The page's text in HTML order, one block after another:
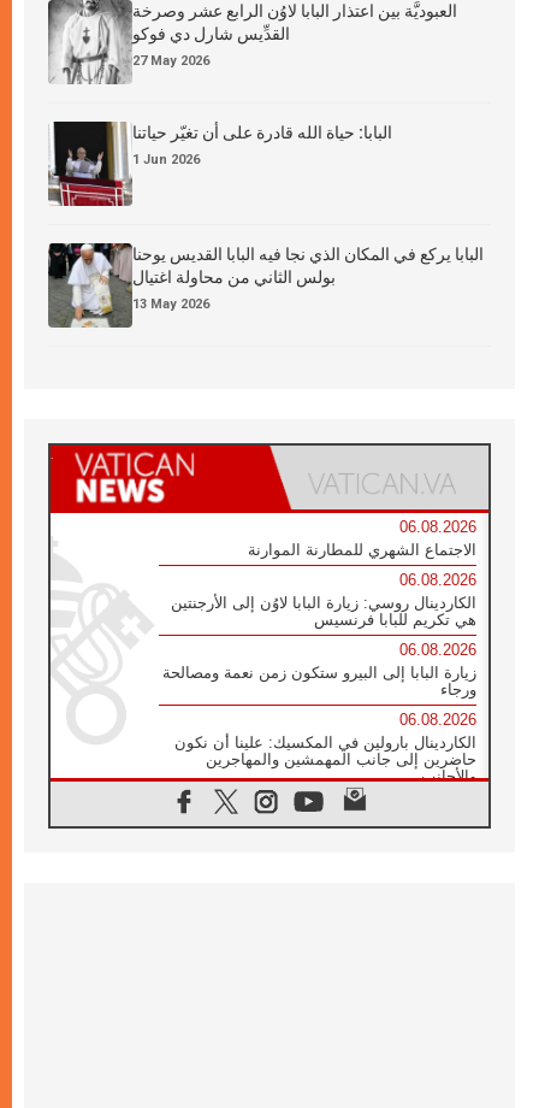
العبوديَّة بين اعتذار البابا لاوُن الرابع عشر وصرخة
القدِّيس شارل دي فوكو
27 May 2026
البابا: حياة الله قادرة على أن تغيّر حياتنا
1 Jun 2026
البابا يركع في المكان الذي نجا فيه البابا القديس يوحنا
بولس الثاني من محاولة اغتيال
13 May 2026
06.08.2026
الاجتماع الشهري للمطارنة الموارنة
06.08.2026
الكاردينال روسي: زيارة البابا لاوُن إلى الأرجنتين
هي تكريم للبابا فرنسيس
06.08.2026
زيارة البابا إلى البيرو ستكون زمن نعمة ومصالحة
ورجاء
06.08.2026
الكاردينال بارولين في المكسيك: علينا أن نكون
حاضرين إلى جانب المهمشين والمهاجرين
والأجانب
البابا لاوُن الرابع عشر للشباب في أسيزي: